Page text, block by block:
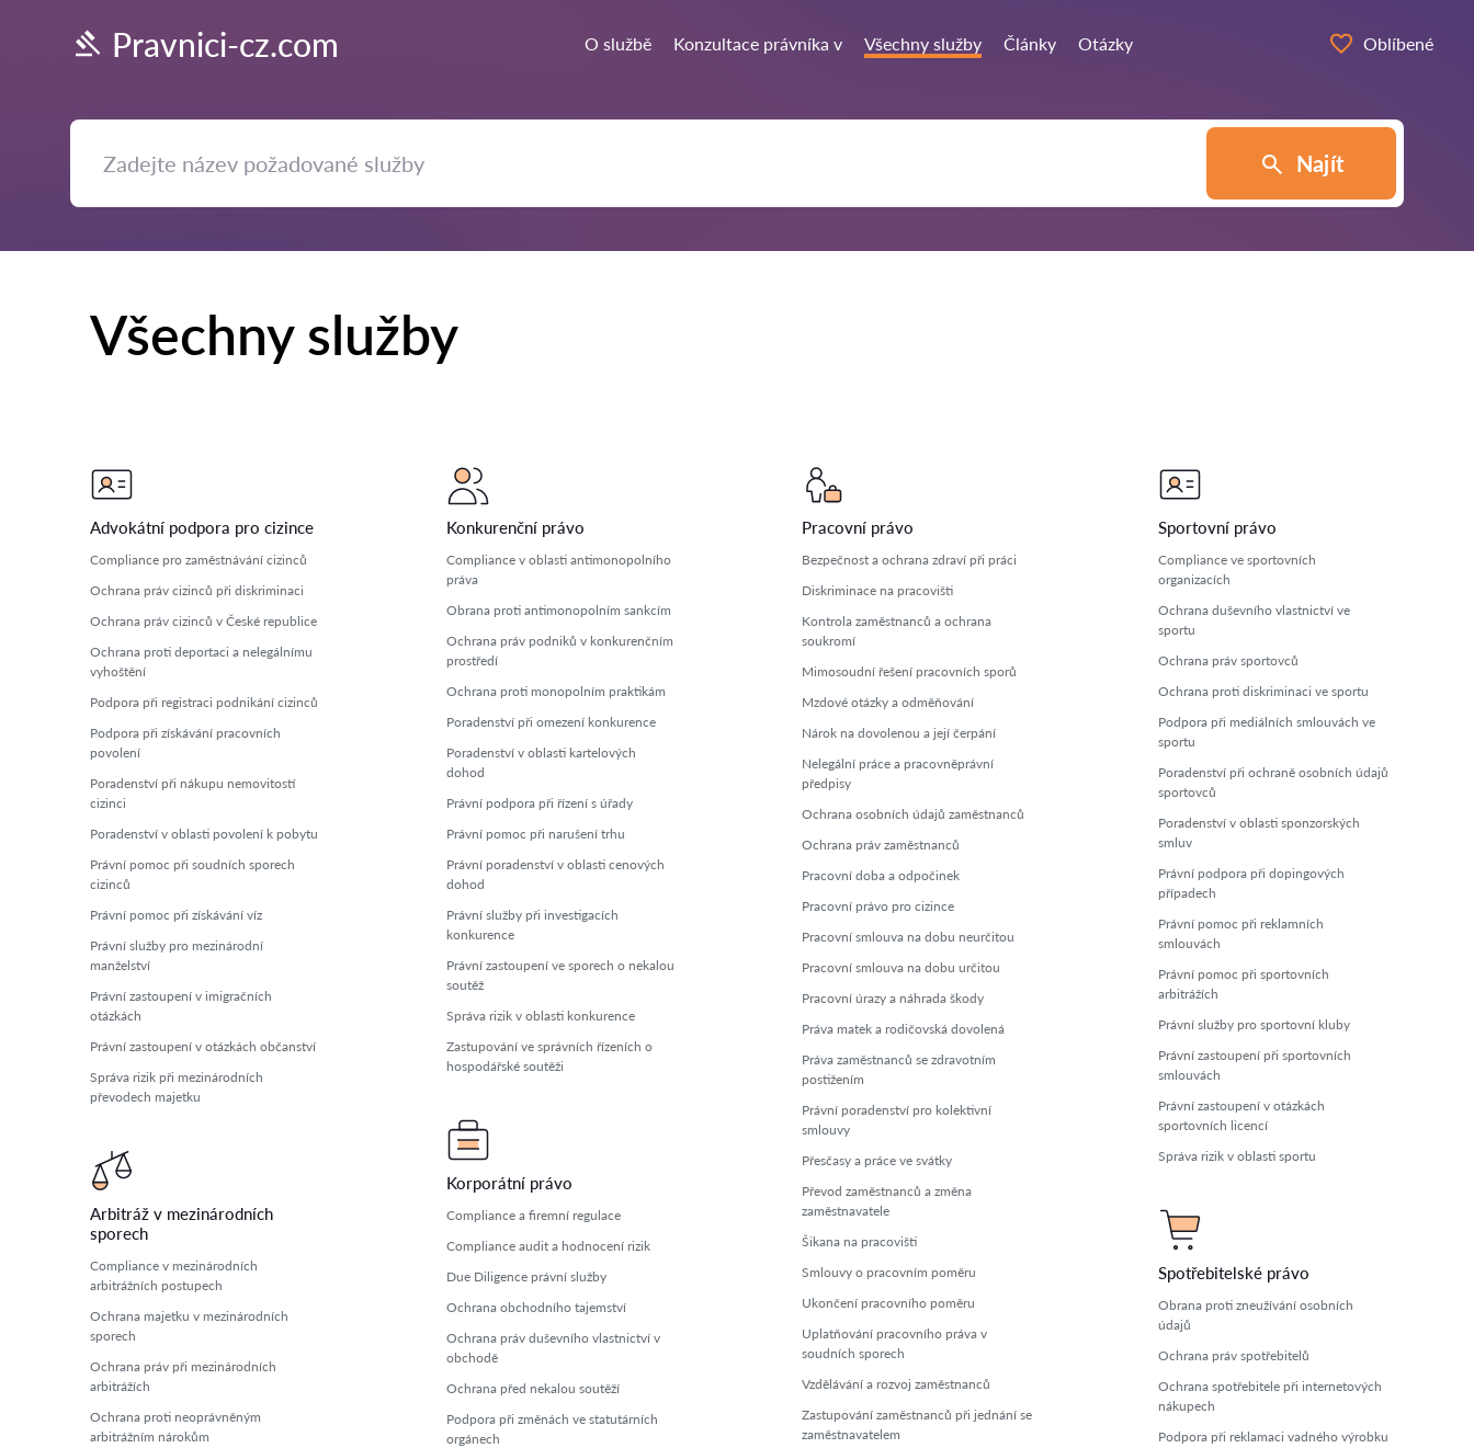
Pravnici-cz.com O službě Konzultace právníka v Všechny služby Články Otázky Oblíbené
Najít
Všechny služby
Advokátní podpora pro cizince
Compliance pro zaměstnávání cizinců
Ochrana práv cizinců při diskriminaci
Ochrana práv cizinců v České republice
Ochrana proti deportaci a nelegálnímu
vyhoštění
Podpora při registraci podnikání cizinců
Podpora při získávání pracovních
povolení
Poradenství při nákupu nemovitostí
cizinci
Poradenství v oblasti povolení k pobytu
Právní pomoc při soudních sporech
cizinců
Právní pomoc při získávání víz
Právní služby pro mezinárodní
manželství
Právní zastoupení v imigračních
otázkách
Právní zastoupení v otázkách občanství
Správa rizik při mezinárodních
převodech majetku
Arbitráž v mezinárodních
sporech
Compliance v mezinárodních
arbitrážních postupech
Ochrana majetku v mezinárodních
sporech
Ochrana práv při mezinárodních
arbitrážích
Ochrana proti neoprávněným
arbitrážním nárokům
Konkurenční právo
Compliance v oblasti antimonopolního
práva
Obrana proti antimonopolním sankcím
Ochrana práv podniků v konkurenčním
prostředí
Ochrana proti monopolním praktikám
Poradenství při omezení konkurence
Poradenství v oblasti kartelových
dohod
Právní podpora při řízení s úřady
Právní pomoc při narušení trhu
Právní poradenství v oblasti cenových
dohod
Právní služby při investigacích
konkurence
Právní zastoupení ve sporech o nekalou
soutěž
Správa rizik v oblasti konkurence
Zastupování ve správních řízeních o
hospodářské soutěži
Korporátní právo
Compliance a firemní regulace
Compliance audit a hodnocení rizik
Due Diligence právní služby
Ochrana obchodního tajemství
Ochrana práv duševního vlastnictví v
obchodě
Ochrana před nekalou soutěží
Podpora při změnách ve statutárních
orgánech
Pracovní právo
Bezpečnost a ochrana zdraví při práci
Diskriminace na pracovišti
Kontrola zaměstnanců a ochrana
soukromí
Mimosoudní řešení pracovních sporů
Mzdové otázky a odměňování
Nárok na dovolenou a její čerpání
Nelegální práce a pracovněprávní
předpisy
Ochrana osobních údajů zaměstnanců
Ochrana práv zaměstnanců
Pracovní doba a odpočinek
Pracovní právo pro cizince
Pracovní smlouva na dobu neurčitou
Pracovní smlouva na dobu určitou
Pracovní úrazy a náhrada škody
Práva matek a rodičovská dovolená
Práva zaměstnanců se zdravotním
postižením
Právní poradenství pro kolektivní
smlouvy
Přesčasy a práce ve svátky
Převod zaměstnanců a změna
zaměstnavatele
Šikana na pracovišti
Smlouvy o pracovním poměru
Ukončení pracovního poměru
Uplatňování pracovního práva v
soudních sporech
Vzdělávání a rozvoj zaměstnanců
Zastupování zaměstnanců při jednání se
zaměstnavatelem
Sportovní právo
Compliance ve sportovních
organizacích
Ochrana duševního vlastnictví ve
sportu
Ochrana práv sportovců
Ochrana proti diskriminaci ve sportu
Podpora při mediálních smlouvách ve
sportu
Poradenství při ochraně osobních údajů
sportovců
Poradenství v oblasti sponzorských
smluv
Právní podpora při dopingových
případech
Právní pomoc při reklamních
smlouvách
Právní pomoc při sportovních
arbitrážích
Právní služby pro sportovní kluby
Právní zastoupení při sportovních
smlouvách
Právní zastoupení v otázkách
sportovních licencí
Správa rizik v oblasti sportu
Spotřebitelské právo
Obrana proti zneužívání osobních
údajů
Ochrana práv spotřebitelů
Ochrana spotřebitele při internetových
nákupech
Podpora při reklamaci vadného výrobku